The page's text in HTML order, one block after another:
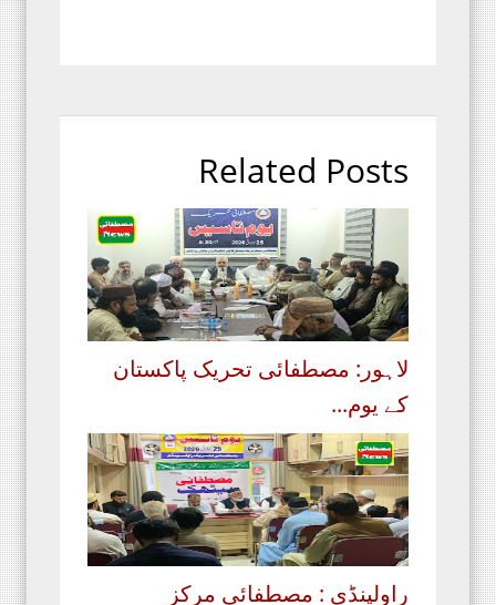
Related Posts
لاہور: مصطفائی تحریک پاکستان
کے یوم...
راولپنڈی : مصطفائی مرکز